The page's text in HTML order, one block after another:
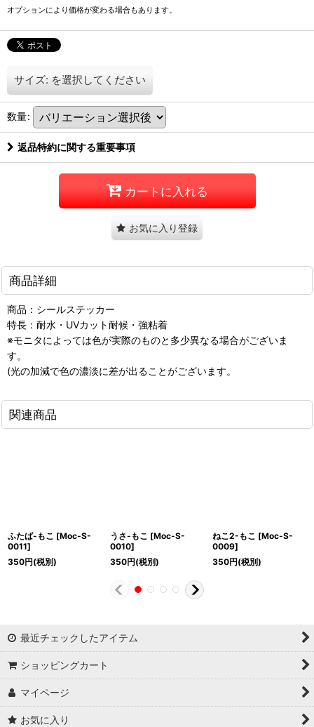
オプションにより価格が変わる場合もあります。
サイズ: を選択してください
数量:
返品特約に関する重要事項
カートに入れる
お気に入り登録
商品詳細
商品：シールステッカー
特長：耐水・UVカット耐候・強粘着
※モニタによっては色が実際のものと多少異なる場合がございま
す。
(光の加減で色の濃淡に差が出ることがございます。
関連商品
ふたば-もこ [Moc-S-
0011]
350円(税別)
うさ-もこ [Moc-S-
0010]
350円(税別)
ねこ2-もこ [Moc-S-
0009]
350円(税別)
最近チェックしたアイテム
ショッピングカート
マイページ
お気に入り